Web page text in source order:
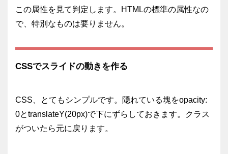
この属性を見て判定します。HTMLの標準の属性なの
で、特別なものは要りません。
CSSでスライドの動きを作る
CSS、とてもシンプルです。隠れている塊をopacity:
0とtranslateY(20px)で下にずらしておきます。クラス
がついたら元に戻ります。